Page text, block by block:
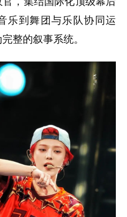
乐到舞团与乐队协同运
整的叙事系统。